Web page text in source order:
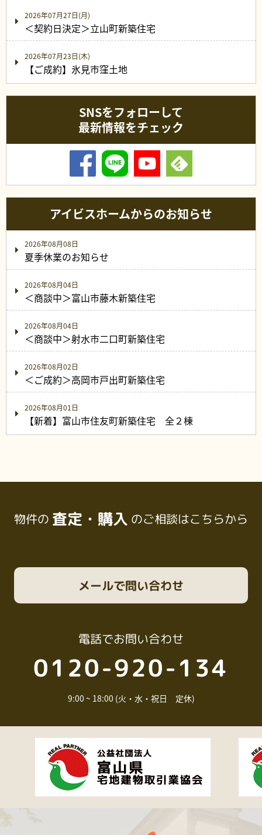
2026年07月27日(月)
＜契約日決定＞立山町新築住宅
2026年07月23日(木)
【ご成約】氷見市窪土地
SNSをフォローして
最新情報をチェック
アイビスホームからのお知らせ
2026年08月08日
夏季休業のお知らせ
2026年08月04日
＜商談中＞富山市藤木新築住宅
2026年08月04日
＜商談中＞射水市二口町新築住宅
2026年08月02日
＜ご成約＞高岡市戸出町新築住宅
2026年08月01日
【新着】富山市住友町新築住宅 全２棟
物件の 査定・購入 のご相談はこちらから
電話でお問い合わせ
0120-920-134
9:00 ~ 18:00 (火・水・祝日 定休)
メールで問い合わせ